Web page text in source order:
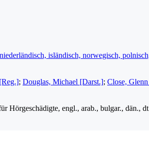
isländisch, norwegisch,
; Douglas, Michael [Darst.]; Close,
Hörgeschädigte, engl., arab., bulgar., dän.,